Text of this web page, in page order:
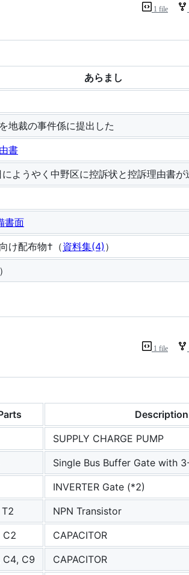
1 file
あらまし
地裁の事件係に提出した
書
ようやく中野区に控訴状と控訴理由書が
書面
け配布物†（資料集(4) ）
1 file
Description
SUPPLY CHARGE PUMP
Single Bus Buffer Gate with
INVERTER Gate (*2)
NPN Transistor
C2
CAPACITOR
C4, C9 CAPACITOR